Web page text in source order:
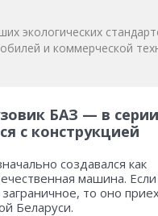
экологических
и коммерческой
БАЗ — в
с конструкцией
создавался как
машина.
то оно
Беларуси.